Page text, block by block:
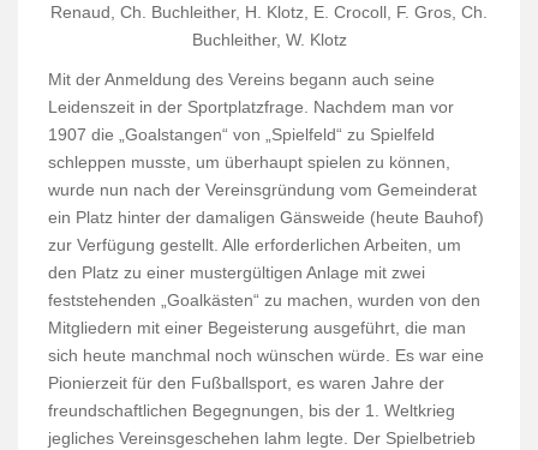
Renaud, Ch. Buchleither, H. Klotz, E. Crocoll, F. Gros, Ch.
Buchleither, W. Klotz
Mit der Anmeldung des Vereins begann auch seine
Leidenszeit in der Sportplatzfrage. Nachdem man vor
1907 die „Goalstangen“ von „Spielfeld“ zu Spielfeld
schleppen musste, um überhaupt spielen zu können,
wurde nun nach der Vereinsgründung vom Gemeinderat
ein Platz hinter der damaligen Gänsweide (heute Bauhof)
zur Verfügung gestellt. Alle erforderlichen Arbeiten, um
den Platz zu einer mustergültigen Anlage mit zwei
feststehenden „Goalkästen“ zu machen, wurden von den
Mitgliedern mit einer Begeisterung ausgeführt, die man
sich heute manchmal noch wünschen würde. Es war eine
Pionierzeit für den Fußballsport, es waren Jahre der
freundschaftlichen Begegnungen, bis der 1. Weltkrieg
jegliches Vereinsgeschehen lahm legte. Der Spielbetrieb